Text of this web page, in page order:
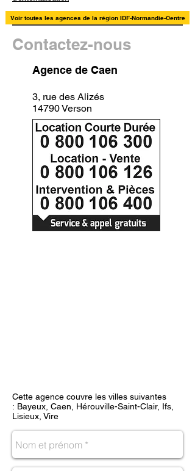
Voir toutes les agences de la région IDF-Normandie-Centre
Contactez-nous
Agence de Caen
3, rue des Alizés
14790 Verson
Cette agence couvre les villes suivantes
: Bayeux, Caen, Hérouville-Saint-Clair, Ifs,
Lisieux, Vire